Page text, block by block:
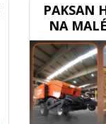
PAKSAN
NA